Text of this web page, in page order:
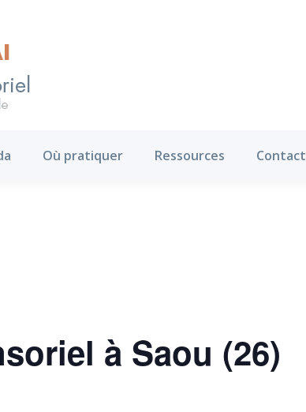
Où pratiquer Ressources Contact
à Saou (26)